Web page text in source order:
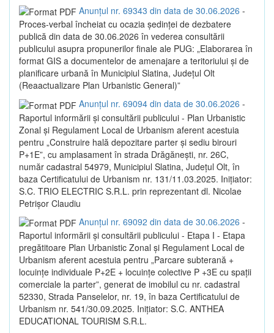
Anunțul nr. 69343 din data de 30.06.2026 -
Proces-verbal încheiat cu ocazia ședinței de dezbatere
publică din data de 30.06.2026 în vederea consultării
publicului asupra propunerilor finale ale PUG: „Elaborarea în
format GIS a documentelor de amenajare a teritoriului și de
planificare urbană în Municipiul Slatina, Județul Olt
(Reaactualizare Plan Urbanistic General)”
Anunțul nr. 69094 din data de 30.06.2026 -
Raportul informării și consultării publicului - Plan Urbanistic
Zonal și Regulament Local de Urbanism aferent acestuia
pentru „Construire hală depozitare parter și sediu birouri
P+1E”, cu amplasament în strada Drăgănești, nr. 26C,
număr cadastral 54979, Municipiul Slatina, Județul Olt, în
baza Certificatului de Urbanism nr. 131/11.03.2025. Inițiator:
S.C. TRIO ELECTRIC S.R.L. prin reprezentant dl. Nicolae
Petrișor Claudiu
Anunțul nr. 69092 din data de 30.06.2026 -
Raportul informării și consultării publicului - Etapa I - Etapa
pregătitoare Plan Urbanistic Zonal și Regulament Local de
Urbanism aferent acestuia pentru „Parcare subterană +
locuințe individuale P+2E + locuințe colective P +3E cu spații
comerciale la parter”, generat de imobilul cu nr. cadastral
52330, Strada Panselelor, nr. 19, în baza Certificatului de
Urbanism nr. 541/30.09.2025. Inițiator: S.C. ANTHEA
EDUCATIONAL TOURISM S.R.L.